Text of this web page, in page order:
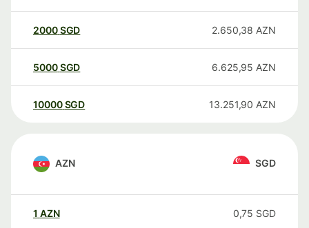
2000SGD 2.650,38 AZN
5000SGD 6.625,95 AZN
10000 SGD 13.251,90 AZN
AZN SGD
1 AZN 0,75 SGD